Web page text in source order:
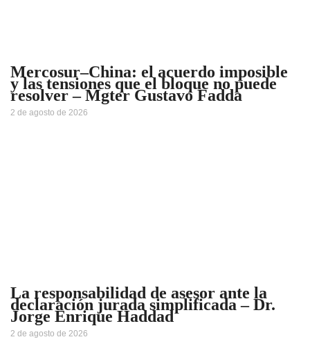
Mercosur–China: el acuerdo imposible
y las tensiones que el bloque no puede
resolver – Mgter Gustavo Fadda
2 de agosto de 2026
La responsabilidad de asesor ante la
declaración jurada simplificada – Dr.
Jorge Enrique Haddad
2 de agosto de 2026